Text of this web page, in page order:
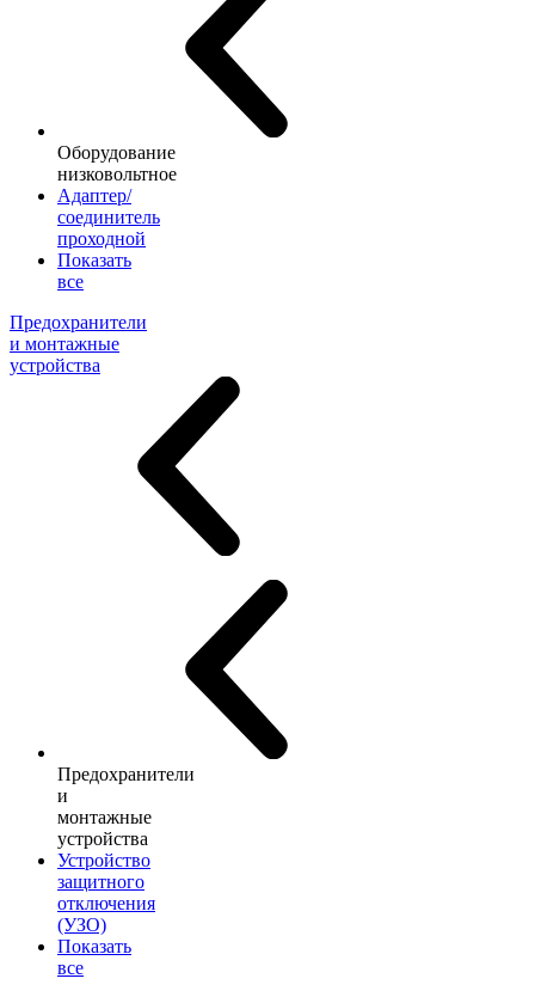
Оборудование
низковольтное
Адаптер/
соединитель
проходной
Показать
все
Предохранители
и монтажные
устройства
Предохранители
и
монтажные
устройства
Устройство
защитного
отключения
(УЗО)
Показать
все